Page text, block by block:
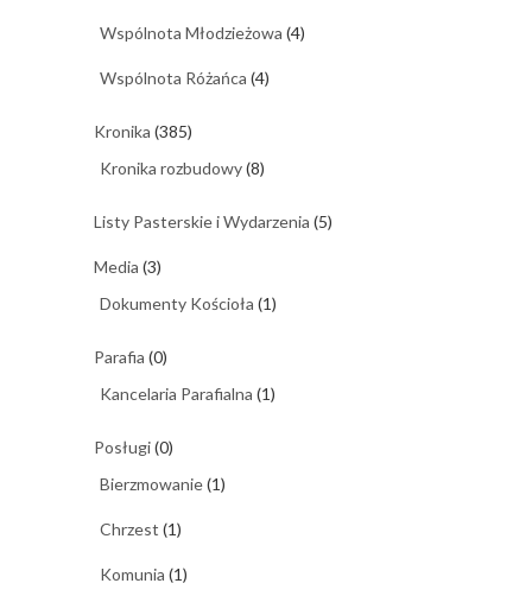
Wspólnota Młodzieżowa (4)
Wspólnota Różańca (4)
Kronika (385)
Kronika rozbudowy(8)
Listy Pasterskie i Wydarzenia (5)
Media (3)
Dokumenty Kościoła (1)
Parafia (0)
Kancelaria Parafialna (1)
Posługi(0)
Bierzmowanie(1)
Chrzest (1)
Komunia (1)